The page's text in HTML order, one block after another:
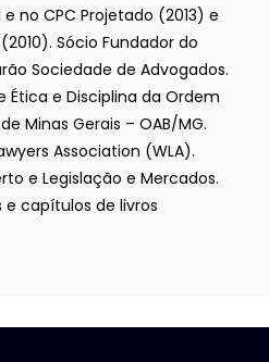
no CPC Projetado (2013) e
Sócio Fundador do
Sociedade de Advogados.
Ética e Disciplina da Ordem
Minas Gerais – OAB/MG.
Association (WLA).
e Legislação e Mercados.
e capítulos de livros